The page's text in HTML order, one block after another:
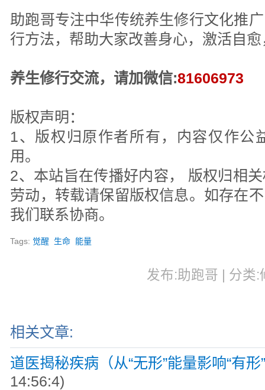
助跑哥专注中华传统养生修行文化推
行方法，帮助大家改善身心，激活自
养生修行交流，请加微信:81606973
版权声明：
1、版权归原作者所有，内容仅作公
用。
2、本站旨在传播好内容， 版权归相
劳动，转载请保留版权信息。如存在
我们联系协商。
Tags: 觉醒 生命 能量
发布:助跑哥 | 分类
相关文章:
道医揭秘疾病（从“无形”能量影响“有
14:56:4)